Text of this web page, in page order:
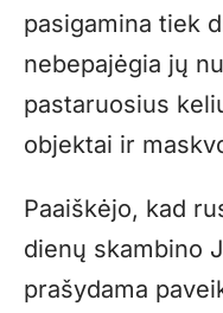
pasigamina tiek
nebepajėgia jų
pastaruosius
objektai ir
Paaiškėjo, kad
dienų skambino
prašydama